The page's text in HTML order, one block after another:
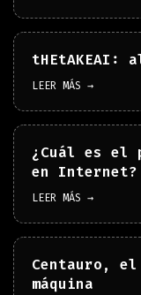
tHEtAKEAI:
LEER MÁS →
¿Cuál es el
en Internet?
LEER MÁS →
Centauro,
máquina